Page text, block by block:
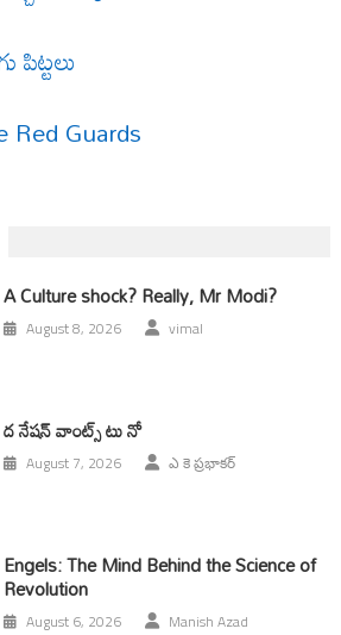
పిట్టలు
Red Guards
A Culture shock? Really, Mr Modi?
August 8, 2026 vimal
ద నేషన్ వాంట్స్ టు నో
August 7, 2026 ఎ కె ప్రభాకర్
Engels: The Mind Behind the Science of
Revolution
August 6, 2026 Manish Azad